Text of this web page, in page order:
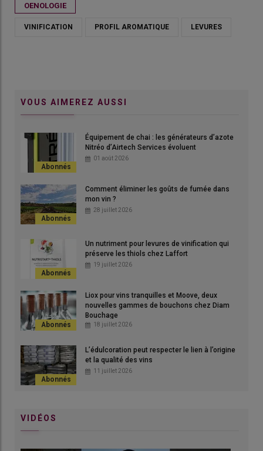
Les vins blancs frais, typés thiols, font partie des demandes du
marché.
© P. Cronenberger
OENOLOGIE
VINIFICATION PROFIL AROMATIQUE LEVURES
VOUS AIMEREZ AUSSI
Équipement de chai : les générateurs d’azote
Nitréo d’Airtech Services évoluent
01 août 2026
Comment éliminer les goûts de fumée dans
mon vin ?
28 juillet 2026
Un nutriment pour levures de vinification qui
préserve les thiols chez Laffort
19 juillet 2026
Liox pour vins tranquilles et Moove, deux
nouvelles gammes de bouchons chez Diam
Bouchage
18 juillet 2026
L’édulcoration peut respecter le lien à l’origine
et la qualité des vins
11 juillet 2026
VIDÉOS